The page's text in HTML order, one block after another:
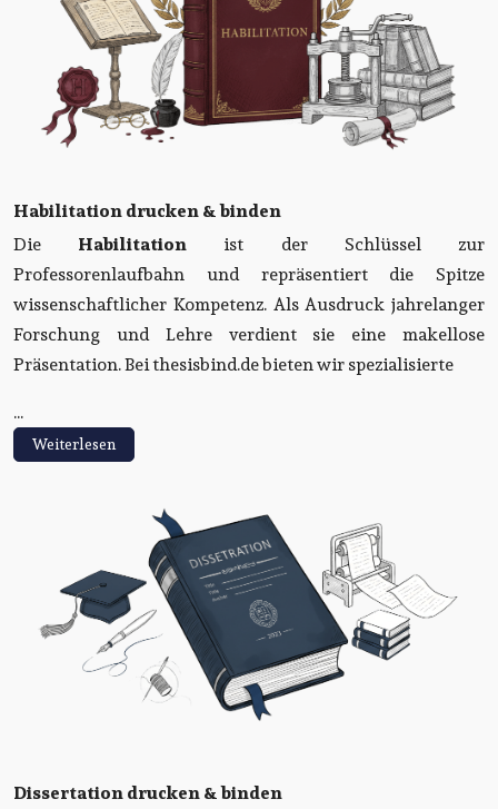
Habilitation drucken & binden
Die Habilitation ist der Schlüssel zur
Professorenlaufbahn und repräsentiert die Spitze
wissenschaftlicher Kompetenz. Als Ausdruck jahrelanger
Forschung und Lehre verdient sie eine makellose
Präsentation. Bei thesisbind.de bieten wir spezialisierte
...
Weiterlesen
Dissertation drucken & binden